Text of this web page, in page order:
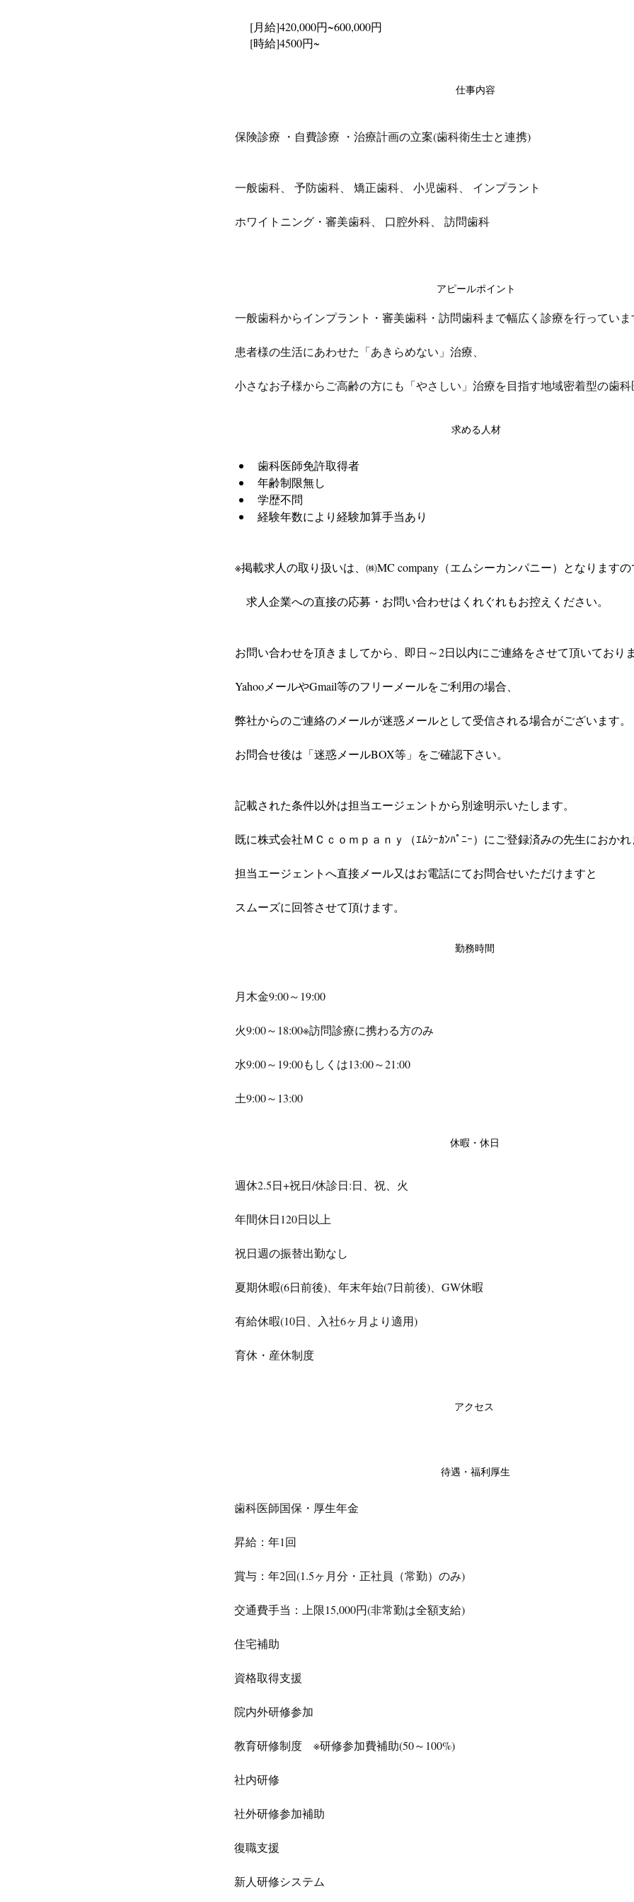
[月給]420,000円~600,000円
[時給]4500円~
仕事内容
保険診療 ・自費診療 ・治療計画の立案(歯科衛生士と連携)
一般歯科、 予防歯科、 矯正歯科、 小児歯科、 インプラント
ホワイトニング・審美歯科、 口腔外科、 訪問歯科
アピールポイント
一般歯科からインプラント・審美歯科・訪問歯科まで幅広く診療を行っていま
患者様の生活にあわせた「あきらめない」治療、
小さなお子様からご高齢の方にも「やさしい」治療を目指す地域密着型の歯科
求める人材
歯科医師免許取得者
年齢制限無し
学歴不問
経験年数により経験加算手当あり
※掲載求人の取り扱いは、㈱MC company（エムシーカンパニー）となりますの
求人企業への直接の応募・お問い合わせはくれぐれもお控えください。
お問い合わせを頂きましてから、即日～2日以内にご連絡をさせて頂いておりま
YahooメールやGmail等のフリーメールをご利用の場合、
弊社からのご連絡のメールが迷惑メールとして受信される場合がございます。
お問合せ後は「迷惑メールBOX等」をご確認下さい。
記載された条件以外は担当エージェントから別途明示いたします。
既に株式会社ＭＣｃｏｍｐａｎｙ（ｴﾑｼｰｶﾝﾊﾟﾆｰ）にご登録済みの先生におかれ
担当エージェントへ直接メール又はお電話にてお問合せいただけますと
スムーズに回答させて頂けます。
勤務時間
月木金9:00～19:00
火9:00～18:00※訪問診療に携わる方のみ
水9:00～19:00もしくは13:00～21:00
土9:00～13:00
休暇・休日
週休2.5日+祝日/休診日:日、祝、火
年間休日120日以上
祝日週の振替出勤なし
夏期休暇(6日前後)、年末年始(7日前後)、GW休暇
有給休暇(10日、入社6ヶ月より適用)
育休・産休制度
アクセス
待遇・福利厚生
歯科医師国保・厚生年金
昇給：年1回
賞与：年2回(1.5ヶ月分・正社員（常勤）のみ)
交通費手当：上限15,000円(非常勤は全額支給)
住宅補助
資格取得支援
院内外研修参加
教育研修制度　※研修参加費補助(50～100%)
社内研修
社外研修参加補助
復職支援
新人研修システム